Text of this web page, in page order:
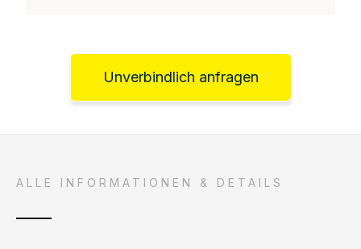
Unverbindlich anfragen
ALLE INFORMATIONEN & DETAILS